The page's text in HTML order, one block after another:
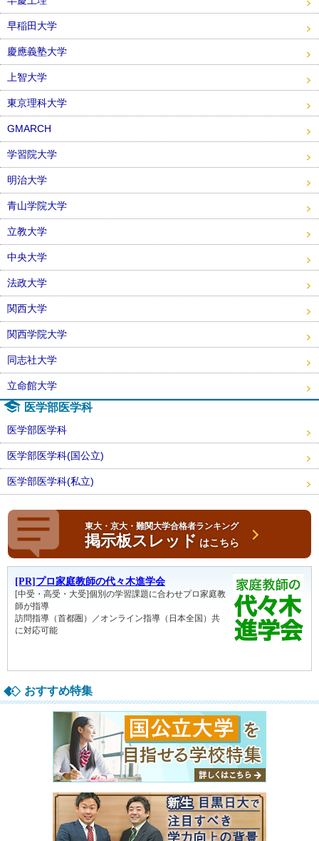
早稲田大学
慶應義塾大学
上智大学
東京理科大学
GMARCH
学習院大学
明治大学
青山学院大学
立教大学
中央大学
法政大学
関西大学
関西学院大学
同志社大学
立命館大学
医学部医学科
医学部医学科
医学部医学科(国公立)
医学部医学科(私立)
東大・京大・難関大学合格者ランキング
掲示板スレッド はこちら
おすすめ特集